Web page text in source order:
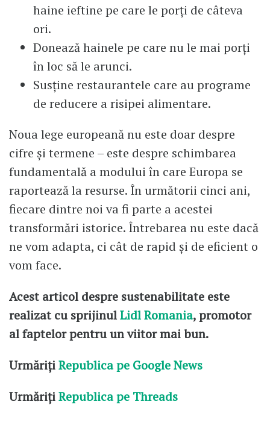
haine ieftine pe care le porți de câteva
ori.
Donează hainele pe care nu le mai porți
în loc să le arunci.
Susține restaurantele care au programe
de reducere a risipei alimentare.
Noua lege europeană nu este doar despre
cifre și termene – este despre schimbarea
fundamentală a modului în care Europa se
raportează la resurse. În următorii cinci ani,
fiecare dintre noi va fi parte a acestei
transformări istorice. Întrebarea nu este dacă
ne vom adapta, ci cât de rapid și de eficient o
vom face.
Acest articol despre sustenabilitate este
realizat cu sprijinulLidl Romania, promotor
al faptelor pentru un viitor mai bun.
UrmărițiRepublica pe Google News
UrmărițiRepublica pe Threads